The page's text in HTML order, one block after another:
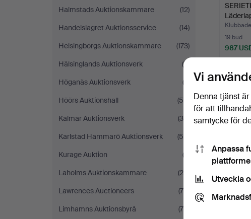
Halmstads Auktionskammare
(12)
Handelslagret Auktionsservice
(14)
Helsingborgs Auktionskammare
(173)
Hälsinglands Auktionsverk
(5)
Höganäs Auktionsverk
(2)
Höörs Auktionshall
(58)
Kalmar Auktionsverk
(35)
Karlstad Hammarö Auktionsverk
(55)
Kurage Auktion
(2)
Laholms Auktionskammare
(28)
Lawrences Auctioneers
(76)
Limhamns Auktionsbyrå
(76)
19 bud
987
nr 3
Vi
Denna tjänst
för att
samtycke för
Anpassa
Utveckla